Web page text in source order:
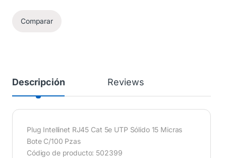
Comparar
Descripción Reviews
Plug Intellinet RJ45 Cat 5e UTP Sólido 15 Micras
Bote C/100 Pzas
Código de producto: 502399